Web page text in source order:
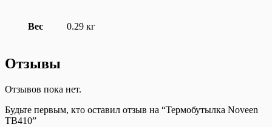
Вес 0.29 кг
Отзывы
Отзывов пока нет.
Будьте первым, кто оставил отзыв на “Термобутылка Noveen
ТВ410”